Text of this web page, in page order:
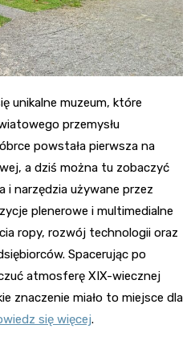
unikalne muzeum, które
przemysłu
powstała pierwsza na
a dziś można tu zobaczyć
i narzędzia używane przez
plenerowe i multimedialne
ropy, rozwój technologii oraz
Spacerując po
atmosferę XIX-wiecznej
znaczenie miało to miejsce dla
się więcej.